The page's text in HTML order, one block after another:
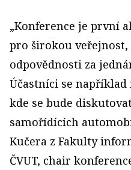
„Konference je první
pro širokou
odpovědnosti za
Účastníci se
kde se bude
samořídících
Kučera z Fakulty
ČVUT, chair